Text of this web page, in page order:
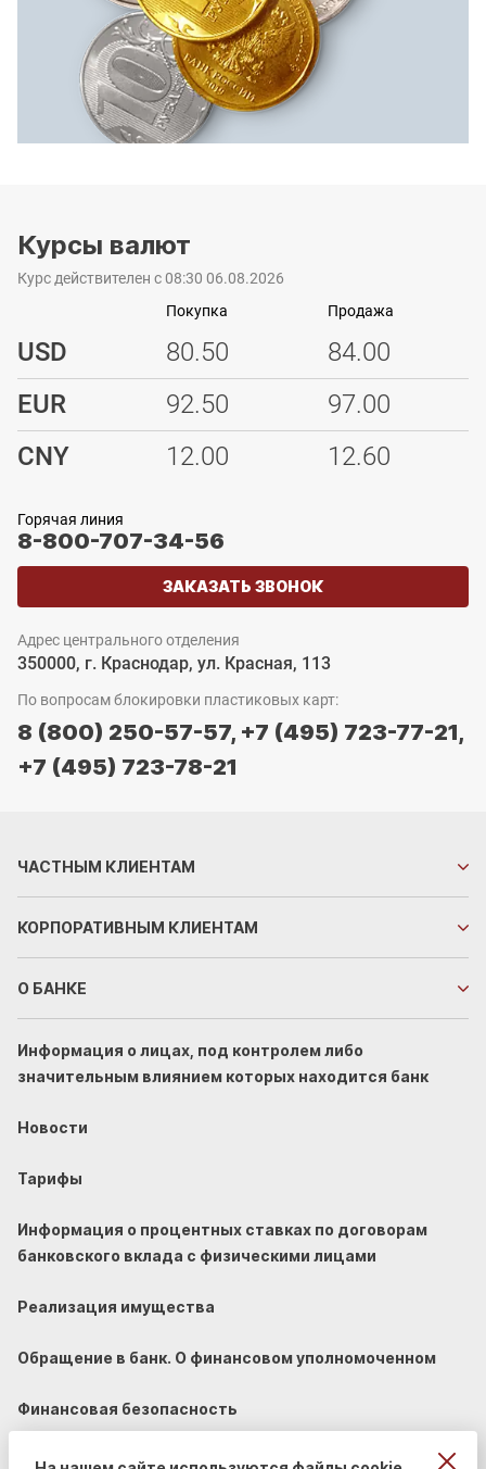
Курсы валют
Курс действителен с 08:30 06.08.2026
USD
Покупка
80.50
Продажа
84.00
EUR
92.50
97.00
CNY
12.00 12.60
Горячая линия
8-800-707-34-56
ЗАКАЗАТЬ ЗВОНОК
Адрес центрального отделения
350000, г. Краснодар, ул. Красная, 113
По вопросам блокировки пластиковых карт:
8 (800) 250-57-57, +7 (495) 723-77-21,
+7 (495) 723-78-21
ЧАСТНЫМ КЛИЕНТАМ
КОРПОРАТИВНЫМ КЛИЕНТАМ
О БАНКЕ
Информация о лицах, под контролем либо
значительным влиянием которых находится банк
Новости
Тарифы
Информация о процентных ставках по договорам
банковского вклада с физическими лицами
Реализация имущества
Обращение в банк. О финансовом уполномоченном
Финансовая безопасность